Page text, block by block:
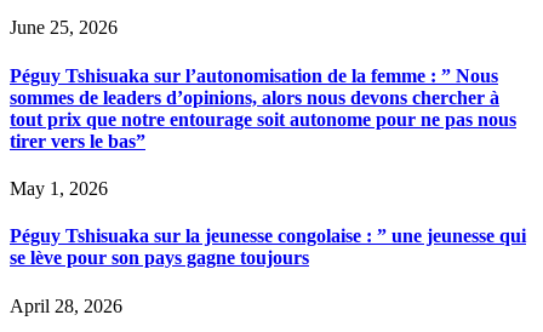
June 25, 2026
Péguy Tshisuaka sur l’autonomisation de la femme : ” Nous
sommes de leaders d’opinions, alors nous devons chercher à
tout prix que notre entourage soit autonome pour ne pas nous
tirer vers le bas”
May 1, 2026
Péguy Tshisuaka sur la jeunesse congolaise : ” une jeunesse qui
se lève pour son pays gagne toujours
April 28, 2026